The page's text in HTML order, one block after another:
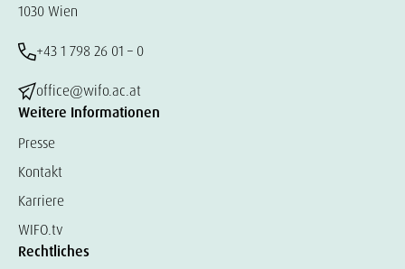
1030 Wien
+43 1 798 26 01 – 0
office@wifo.ac.at
Weitere Informationen
Presse
Kontakt
Karriere
WIFO.tv
Rechtliches